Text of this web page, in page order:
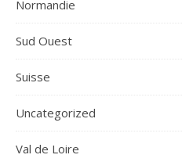
Normandie
Sud Ouest
Suisse
Uncategorized
Val de Loire